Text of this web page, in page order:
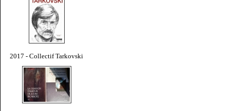
2017 - Collectif Tarkovski